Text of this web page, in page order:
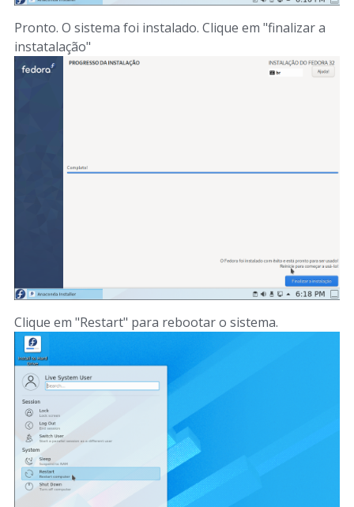
Pronto. O sistema foi instalado. Clique em "finalizar a
instatalação"
Clique em "Restart" para rebootar o sistema.